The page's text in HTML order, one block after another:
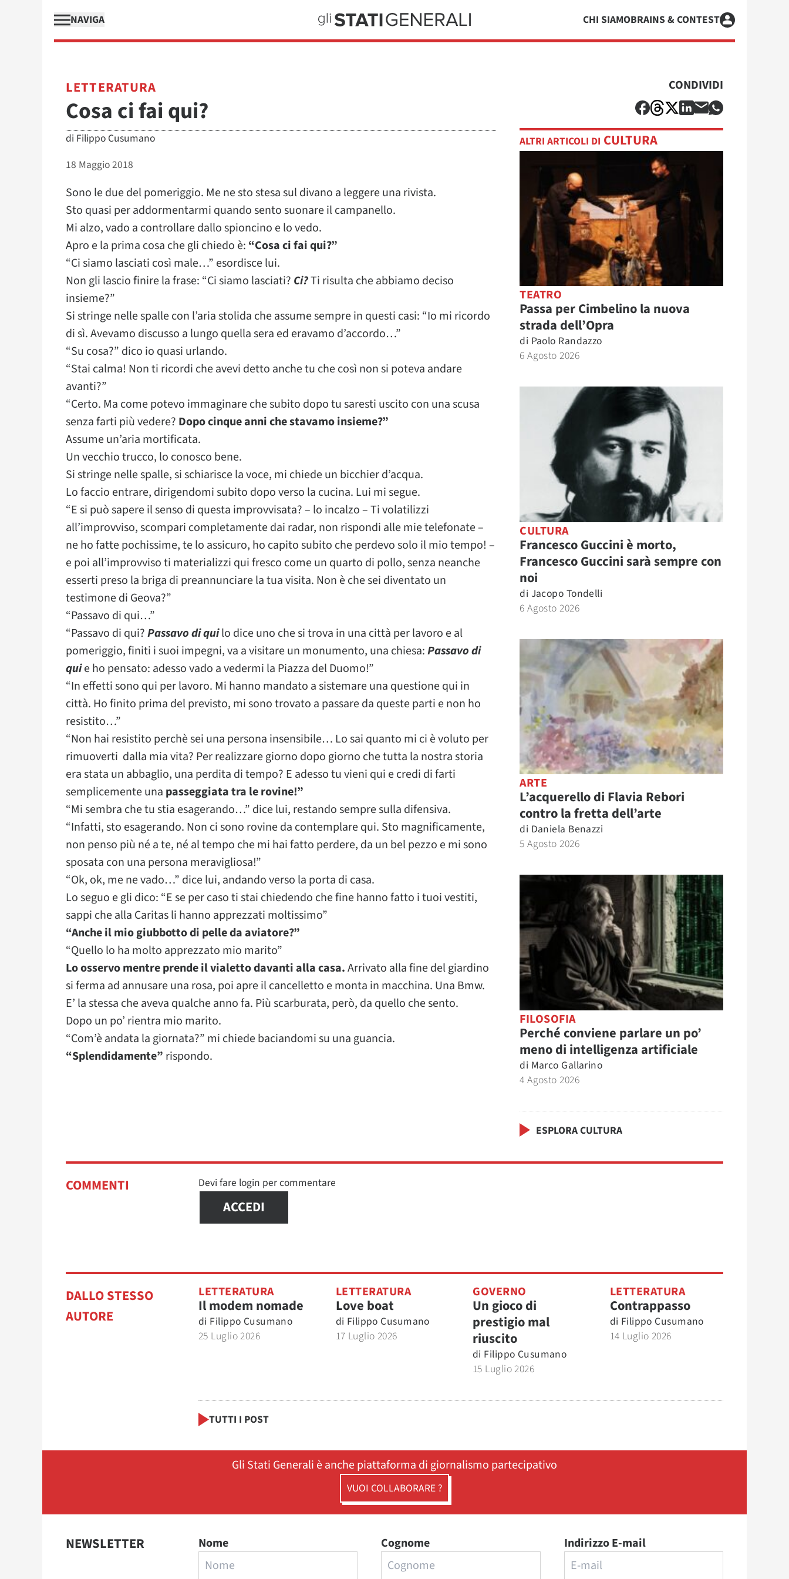
NAVIGA CHI SIAMOBRAINS & CONTEST
LETTERATURA
Cosa ci fai qui?
di Filippo Cusumano
18 Maggio 2018
Sono le due del pomeriggio. Me ne sto stesa sul divano a leggere una rivista.
Sto quasi per addormentarmi quando sento suonare il campanello.
Mi alzo, vado a controllare dallo spioncino e lo vedo.
Apro e la prima cosa che gli chiedo è: “Cosa ci fai qui?”
“Ci siamo lasciati così male…” esordisce lui.
Non gli lascio finire la frase: “Ci siamo lasciati? Ci?Ti risulta che abbiamo deciso
insieme?”
Si stringe nelle spalle con l’aria stolida che assume sempre in questi casi: “Io mi ricordo
di sì. Avevamo discusso a lungo quella sera ed eravamo d’accordo…”
“Su cosa?” dico io quasi urlando.
“Stai calma! Non ti ricordi che avevi detto anche tu che così non si poteva andare
avanti?”
“Certo. Ma come potevo immaginare che subito dopo tu saresti uscito con una scusa
senza farti più vedere? Dopo cinque anni che stavamo insieme?”
Assume un’aria mortificata.
Un vecchio trucco, lo conosco bene.
Si stringe nelle spalle, si schiarisce la voce, mi chiede un bicchier d’acqua.
Lo faccio entrare, dirigendomi subito dopo verso la cucina. Lui mi segue.
“E si può sapere il senso di questa improvvisata? – lo incalzo – Ti volatilizzi
all’improvviso, scompari completamente dai radar, non rispondi alle mie telefonate –
ne ho fatte pochissime, te lo assicuro, ho capito subito che perdevo solo il mio tempo! –
e poi all’improvviso ti materializzi qui fresco come un quarto di pollo, senza neanche
esserti preso la briga di preannunciare la tua visita. Non è che sei diventato un
testimone di Geova?”
“Passavo di qui…”
“Passavo di qui?Passavo di quilo dice uno che si trova in una città per lavoro e al
pomeriggio, finiti i suoi impegni, va a visitare un monumento, una chiesa:Passavodi
quie ho pensato: adesso vado a vedermi la Piazza del Duomo!”
“In effetti sono qui per lavoro. Mi hanno mandato a sistemare una questione qui in
città. Ho finito prima del previsto, mi sono trovato a passare da queste parti e non ho
resistito…”
“Non hai resistito perchè sei una persona insensibile… Lo sai quanto mi ci è voluto per
rimuoverti dalla mia vita? Per realizzare giorno dopo giorno che tutta la nostra storia
era stata un abbaglio, una perdita di tempo? E adesso tu vieni qui e credi di farti
semplicemente una passeggiata tra le rovine!”
“Mi sembra che tu stia esagerando…” dice lui, restando sempre sulla difensiva.
“Infatti, sto esagerando. Non ci sono rovine da contemplare qui. Sto magnificamente,
non penso più né a te, né al tempo che mi hai fatto perdere, da un bel pezzo e mi sono
sposata con una persona meravigliosa!”
“Ok, ok, me ne vado…” dice lui, andando verso la porta di casa.
Lo seguo e gli dico: “E se per caso ti stai chiedendo che fine hanno fatto i tuoi vestiti,
sappi che alla Caritas li hanno apprezzati moltissimo”
“Anche il mio giubbotto di pelle da aviatore?”
“Quello lo ha molto apprezzato mio marito”
Lo osservo mentre prende il vialetto davanti alla casa.Arrivato alla fine del giardino
si ferma ad annusare una rosa, poi apre il cancelletto e monta in macchina. Una Bmw.
E’ la stessa che aveva qualche anno fa. Più scarburata, però, da quello che sento.
Dopo un po’ rientra mio marito.
“Com’è andata la giornata?” mi chiede baciandomi su una guancia.
“Splendidamente” rispondo.
CONDIVIDI
ALTRI ARTICOLI DI CULTURA
TEATRO
Passa per Cimbelino la nuova
strada dell’Opra
di Paolo Randazzo
6 Agosto 2026
CULTURA
Francesco Guccini è morto,
Francesco Guccini sarà sempre con
noi
di Jacopo Tondelli
6 Agosto 2026
ARTE
L’acquerello di Flavia Rebori
contro la fretta dell’arte
di Daniela Benazzi
5 Agosto 2026
FILOSOFIA
Perché conviene parlare un po’
meno di intelligenza artificiale
di Marco Gallarino
4 Agosto 2026
ESPLORA CULTURA
COMMENTI Devi fare login per commentare
ACCEDI
DALLO STESSO
AUTORE
LETTERATURA
Il modem nomade
di Filippo Cusumano
25 Luglio 2026
LETTERATURA
Love boat
di Filippo Cusumano
17 Luglio 2026
GOVERNO
Un gioco di
prestigio mal
riuscito
di Filippo Cusumano
15 Luglio 2026
LETTERATURA
Contrappasso
di Filippo Cusumano
14 Luglio 2026
TUTTI I POST
Gli Stati Generali è anche piattaforma di giornalismo partecipativo
VUOI COLLABORARE ?
NEWSLETTER Nome Cognome Indirizzo E-mail